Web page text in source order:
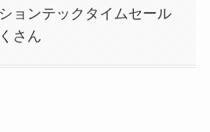
ョンテックタイムセール
さん